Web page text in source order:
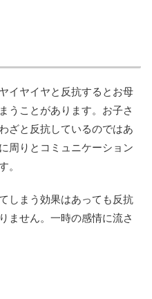
イヤイヤと反抗するとお母
うことがあります。お子さ
ざと反抗しているのではあ
周りとコミュニケーション
。
しまう効果はあっても反抗
ません。一時の感情に流さ